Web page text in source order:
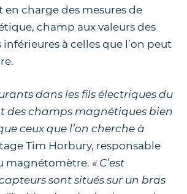
charge des mesures de
champ aux valeurs des
à celles que l’on peut
dans les fils électriques du
des champs magnétiques bien
ceux que l’on cherche à
Tim Horbury, responsable
magnétomètre. « C’est
sont situés sur un bras